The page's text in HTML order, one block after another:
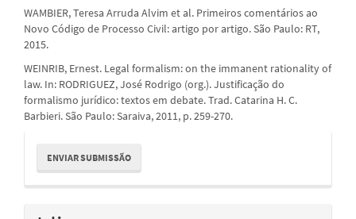
WAMBIER, Teresa Arruda Alvim et al. Primeiros comentários ao
Novo Código de Processo Civil: artigo por artigo. São Paulo: RT,
2015.
WEINRIB, Ernest. Legal formalism: on the immanent rationality of
law. In: RODRIGUEZ, José Rodrigo (org.). Justificação do
formalismo jurídico: textos em debate. Trad. Catarina H. C.
Barbieri. São Paulo: Saraiva, 2011, p. 259-270.
Enviar
Submissão
ENVIAR SUBMISSÃO